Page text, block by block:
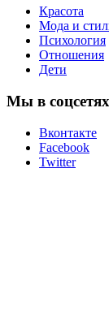
Красота
Мода и
Психология
Отношения
Дети
Мы в соцсетях
Вконтакте
Facebook
Twitter